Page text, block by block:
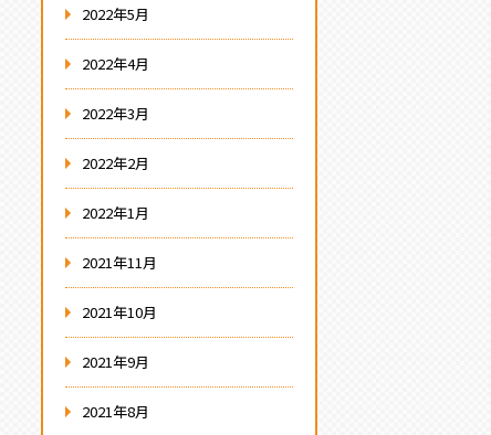
2022年5月
2022年4月
2022年3月
2022年2月
2022年1月
2021年11月
2021年10月
2021年9月
2021年8月